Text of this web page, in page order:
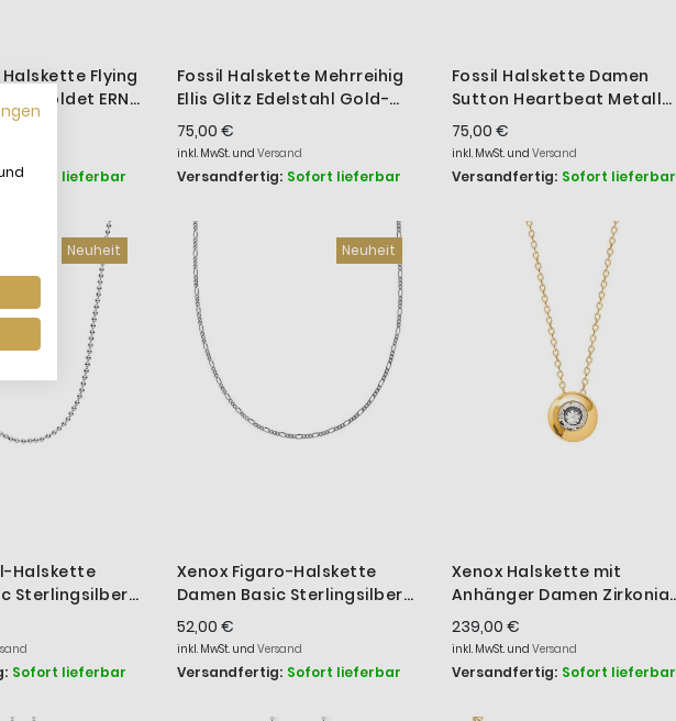
Flying
Vergoldet ERN-
Sofort lieferbar
Fossil Halskette Mehrreihig
Ellis Glitz Edelstahl Gold-
Ton JF04894710
75,00 €
inkl. MwSt. und Versand
Versandfertig: Sofort lieferbar
Fossil Halskette Damen
Sutton Heartbeat Metall
Gold-Ton JA7298710
75,00 €
inkl. MwSt. und Versand
Versandfertig: Sofort lieferbar
Neuheit
Halskette
Sterlingsilber
45
Sofort lieferbar
Neuheit
Xenox Figaro-Halskette
Damen Basic Sterlingsilber
45 cm KFI019/45
52,00 €
inkl. MwSt. und Versand
Versandfertig: Sofort lieferbar
Xenox Halskette mit
Anhänger Damen Zirkonia
585er Gelbgold
XG14K3009G
239,00 €
inkl. MwSt. und Versand
Versandfertig: Sofort lieferbar